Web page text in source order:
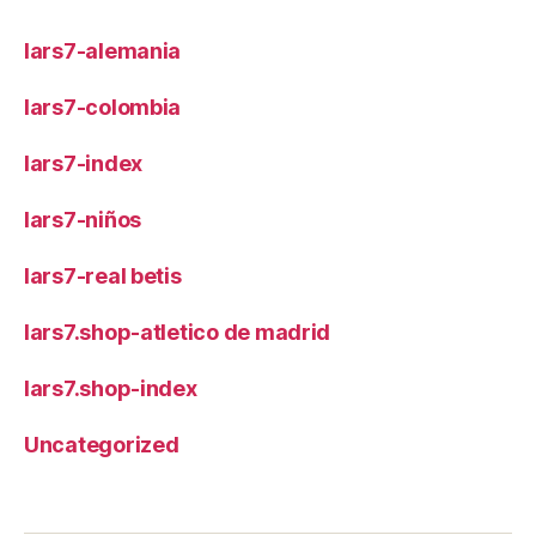
lars7-alemania
lars7-colombia
lars7-index
lars7-niños
lars7-real betis
lars7.shop-atletico de madrid
lars7.shop-index
Uncategorized